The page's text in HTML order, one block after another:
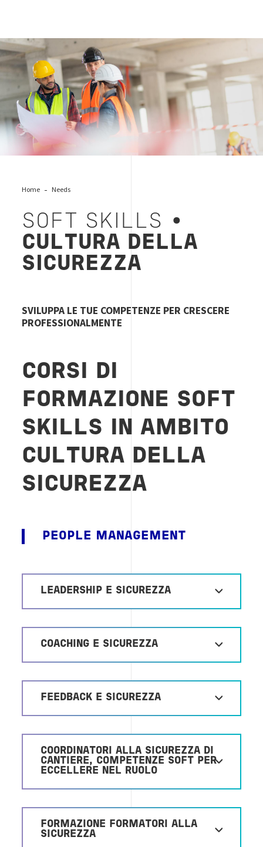
sicurezza-safety-workers
Home Needs
SOFT SKILLS •
CULTURA DELLA
SICUREZZA
SVILUPPA LE TUE COMPETENZE PER CRESCERE
PROFESSIONALMENTE
CORSI DI
FORMAZIONE SOFT
SKILLS IN AMBITO
CULTURA DELLA
SICUREZZA
PEOPLE MANAGEMENT
LEADERSHIP E SICUREZZA
COACHING E SICUREZZA
FEEDBACK E SICUREZZA
COORDINATORI ALLA SICUREZZA DI
CANTIERE, COMPETENZE SOFT PER
ECCELLERE NEL RUOLO
FORMAZIONE FORMATORI ALLA
SICUREZZA